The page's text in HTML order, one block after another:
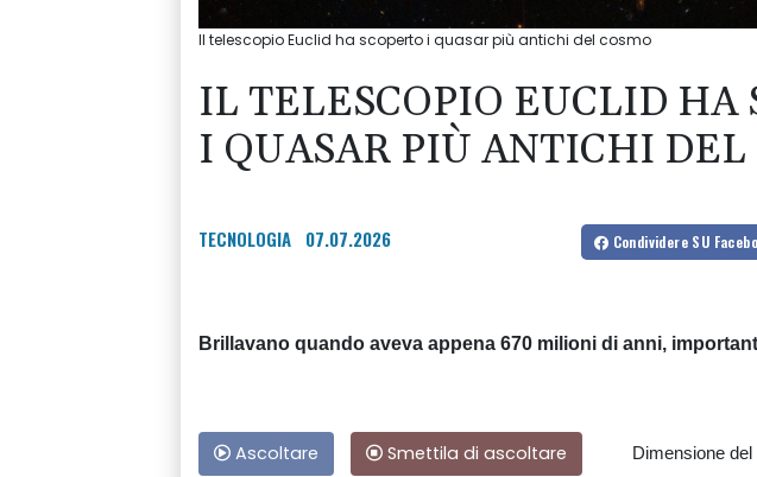
Il telescopio Euclid ha scoperto i quasar più antichi del cosmo
IL TELESCOPIO EUCLID HA
I QUASAR PIÙ ANTICHI DEL
TECNOLOGIA 07.07.2026 Condividere SU
Brillavano quando aveva appena 670 milioni di anni,
Ascoltare Smettila di ascoltare Dimensione del